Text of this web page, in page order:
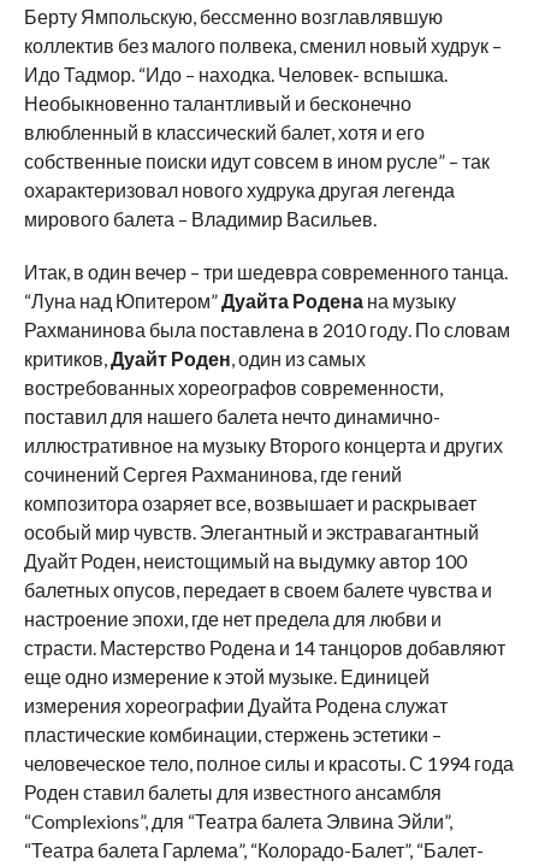
Берту Ямпольскую, бессменно возглавлявшую
коллектив без малого полвека, сменил новый худрук –
Идо Тадмор. “Идо – находка. Человек- вспышка.
Необыкновенно талантливый и бесконечно
влюбленный в классический балет, хотя и его
собственные поиски идут совсем в ином русле” – так
охарактеризовал нового худрука другая легенда
мирового балета – Владимир Васильев.
Итак, в один вечер – три шедевра современного танца.
“Луна над Юпитером”Дуайта Роденана музыку
Рахманинова была поставлена в 2010 году. По словам
критиков,Дуайт Роден, один из самых
востребованных хореографов современности,
поставил для нашего балета нечто динамично-
иллюстративное на музыку Второго концерта и других
сочинений Сергея Рахманинова, где гений
композитора озаряет все, возвышает и раскрывает
особый мир чувств. Элегантный и экстравагантный
Дуайт Роден, неистощимый на выдумку автор 100
балетных опусов, передает в своем балете чувства и
настроение эпохи, где нет предела для любви и
страсти. Мастерство Родена и 14 танцоров добавляют
еще одно измерение к этой музыке. Единицей
измерения хореографии Дуайта Родена служат
пластические комбинации, стержень эстетики –
человеческое тело, полное силы и красоты. С 1994 года
Роден ставил балеты для известного ансамбля
“Complexions”, для “Театра балета Элвина Эйли”,
“Театра балета Гарлема”, “Колорадо-Балет”, “Балет-